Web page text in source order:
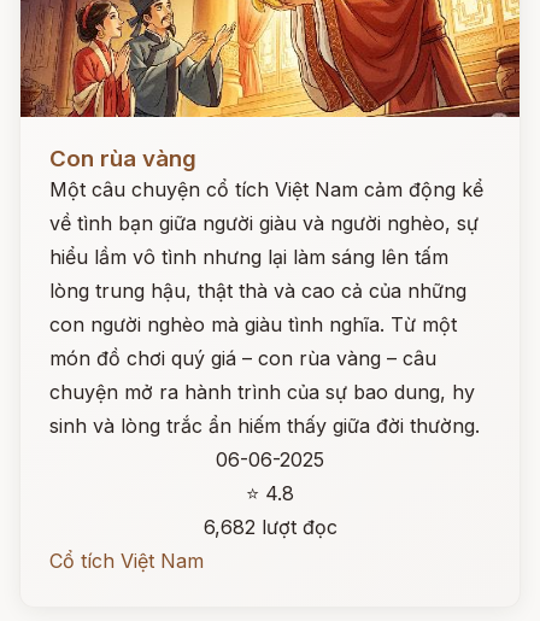
Con rùa vàng
Một câu chuyện cổ tích Việt Nam cảm động kể
về tình bạn giữa người giàu và người nghèo, sự
hiểu lầm vô tình nhưng lại làm sáng lên tấm
lòng trung hậu, thật thà và cao cả của những
con người nghèo mà giàu tình nghĩa. Từ một
món đồ chơi quý giá – con rùa vàng – câu
chuyện mở ra hành trình của sự bao dung, hy
sinh và lòng trắc ẩn hiếm thấy giữa đời thường.
06-06-2025
⭐ 4.8
6,682 lượt đọc
Cổ tích Việt Nam